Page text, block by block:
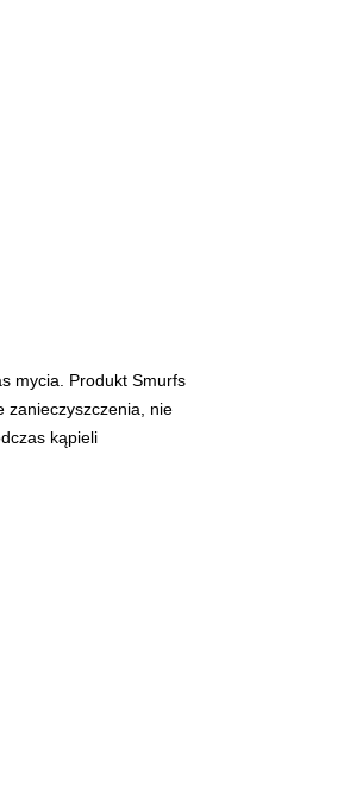
mycia. Produkt Smurfs
zanieczyszczenia, nie
kąpieli